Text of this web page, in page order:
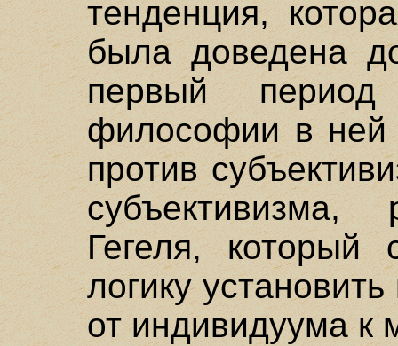
тенденция,
была доведена
первый период
философии в ней
против
Гегеля, который
логику
от индивидуума к